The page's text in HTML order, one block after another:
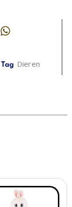
Tag Dieren